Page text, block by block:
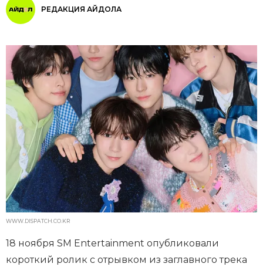
РЕДАКЦИЯ АЙДОЛА
WWW.DISPATCH.CO.KR
18 ноября SM Entertainment опубликовали
короткий ролик с отрывком из заглавного трека